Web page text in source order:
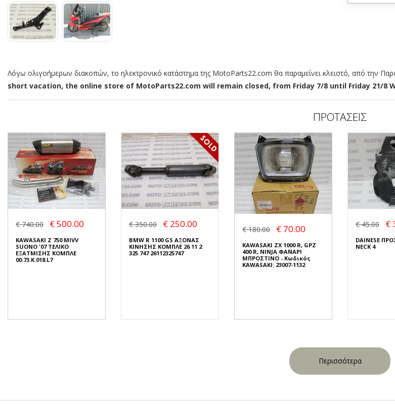
Λόγω ολιγοήμερων διακοπών, το ηλεκτρονικό κατάστημα της MotoParts22.com θα παραμείνει κλειστό, από την
short vacation, the online store of MotoParts22.com will remain closed, from Friday 7/8 until Friday 21/8
ΠΡΟΤΑΣΕΙΣ
€ 740.00 € 500.00
KAWASAKI Z 750 MIVV
SUONO '07 ΤΕΛΙΚΟ
ΕΞΑΤΜΙΣΗΣ ΚΟΜΠΛΕ
00.73.K.018.L7
€ 350.00 € 250.00
BMW R 1100 GS ΑΞΟΝΑΣ
ΚΙΝΗΣΗΣ ΚΟΜΠΛΕ 26 11 2
325 747 26112325747
€ 180.00 € 70.00
KAWASAKI ZX 1000 R, GPZ
400 R, NINJA ΦΑΝΑΡΙ
ΜΠΡΟΣΤΙΝΟ - Κωδικός
KAWASAKI: 23007-1132
€ 45.00 €
DAINESE
NECK 4
Περισσότερα